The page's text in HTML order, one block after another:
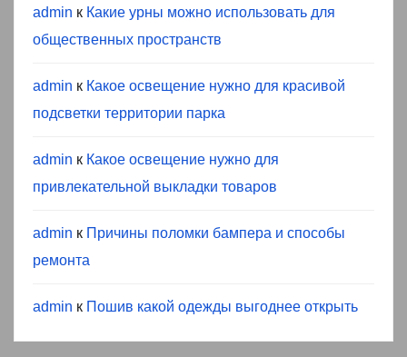
admin к Какие урны можно использовать для
общественных пространств
admin к Какое освещение нужно для красивой
подсветки территории парка
admin к Какое освещение нужно для
привлекательной выкладки товаров
admin к Причины поломки бампера и способы
ремонта
admin к Пошив какой одежды выгоднее открыть